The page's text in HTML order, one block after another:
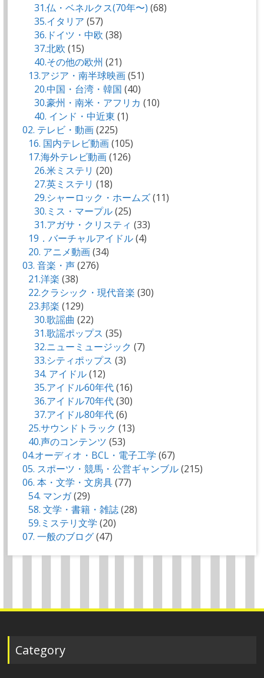
31.仏・ベネルクス(70年〜) (68)
35.イタリア (57)
36.ドイツ・中欧 (38)
37.北欧 (15)
40.その他の欧州 (21)
13.アジア・南半球映画(51)
20.中国・台湾・韓国 (40)
30.豪州・南米・アフリカ (10)
40. インド・中近東 (1)
02. テレビ・動画(225)
16. 国内テレビ動画(105)
17.海外テレビ動画(126)
26.米ミステリ (20)
27.英ミステリ (18)
29.シャーロック・ホームズ(11)
30.ミス・マープル(25)
31.アガサ・クリスティ (33)
19．バーチャルアイドル(4)
20. アニメ動画(34)
03. 音楽・声(276)
21.洋楽 (38)
22.クラシック・現代音楽 (30)
23.邦楽 (129)
30.歌謡曲 (22)
31.歌謡ポップス (35)
32.ニューミュージック (7)
33.シティポップス (3)
34. アイドル(12)
35.アイドル60年代(16)
36.アイドル70年代(30)
37.アイドル80年代(6)
25.サウンドトラック (13)
40.声のコンテンツ (53)
04.オーディオ・BCL・電子工学 (67)
05. スポーツ・競馬・公営ギャンブル(215)
06. 本・文学・文房具(77)
54. マンガ(29)
58. 文学・書籍・雑誌(28)
59.ミステリ文学 (20)
07. 一般のブログ(47)
Category